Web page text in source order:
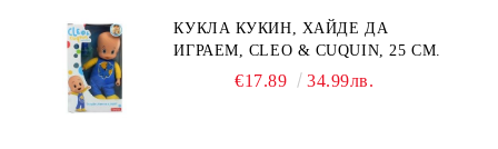
КУКЛА КУКИН, ХАЙДЕ ДА
ИГРАЕМ, CLEO & CUQUIN, 25 СМ.
€17.89 34.99лв.